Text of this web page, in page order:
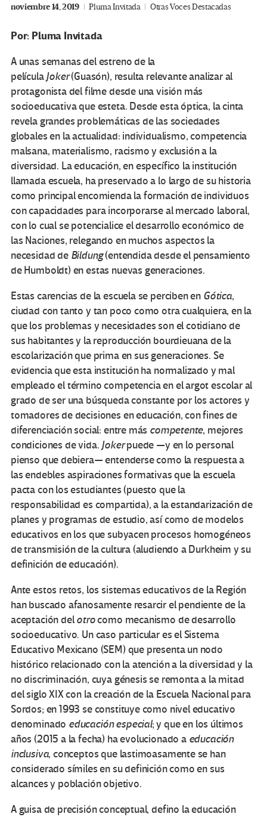
noviembre 14, 2019 Pluma Invitada Otras Voces Destacadas
Por: Pluma Invitada
A unas semanas del estreno de la
películaJoker(Guasón), resulta relevante analizar al
protagonista del filme desde una visión más
socioeducativa que esteta. Desde esta óptica, la cinta
revela grandes problemáticas de las sociedades
globales en la actualidad: individualismo, competencia
malsana, materialismo, racismo y exclusión a la
diversidad. La educación, en específico la institución
llamada escuela, ha preservado a lo largo de su historia
como principal encomienda la formación de individuos
con capacidades para incorporarse al mercado laboral,
con lo cual se potencialice el desarrollo económico de
las Naciones, relegando en muchos aspectos la
necesidad de Bildung(entendida desde el pensamiento
de Humboldt) en estas nuevas generaciones.
Estas carencias de la escuela se perciben en Gótica,
ciudad con tanto y tan poco como otra cualquiera, en la
que los problemas y necesidades son el cotidiano de
sus habitantes y la reproducción bourdieuana de la
escolarización que prima en sus generaciones. Se
evidencia que esta institución ha normalizado y mal
empleado el término competencia en el argot escolar al
grado de ser una búsqueda constante por los actores y
tomadores de decisiones en educación, con fines de
diferenciación social: entre más competente, mejores
condiciones de vida.Jokerpuede —y en lo personal
pienso que debiera— entenderse como la respuesta a
las endebles aspiraciones formativas que la escuela
pacta con los estudiantes (puesto que la
responsabilidad es compartida), a la estandarización de
planes y programas de estudio, así como de modelos
educativos en los que subyacen procesos homogéneos
de transmisión de la cultura (aludiendo a Durkheim y su
definición de educación).
Ante estos retos, los sistemas educativos de la Región
han buscado afanosamente resarcir el pendiente de la
aceptación delotrocomo mecanismo de desarrollo
socioeducativo. Un caso particular es el Sistema
Educativo Mexicano (SEM) que presenta un nodo
histórico relacionado con la atención a la diversidad y la
no discriminación, cuya génesis se remonta a la mitad
del siglo XIX con la creación de la Escuela Nacional para
Sordos; en 1993 se constituye como nivel educativo
denominado educación especial; y que en los últimos
años (2015 a la fecha) ha evolucionado a educación
inclusiva, conceptos que lastimoasamente se han
considerado símiles en su definición como en sus
alcances y población objetivo.
A guisa de precisión conceptual, defino la educación